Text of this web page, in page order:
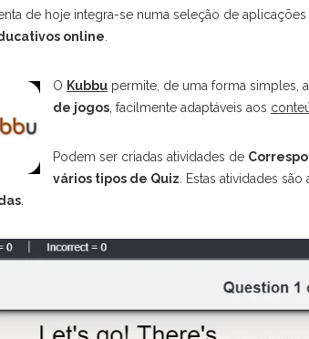
de hoje integra-se numa seleção de aplicações
online
O Kubbu permite, de uma forma simples, a
de jogos , facilmente adaptáveis aos
Podem ser criadas atividades de
vários tipos de Quiz . Estas atividades